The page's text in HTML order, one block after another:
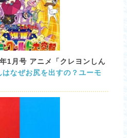
1月号 アニメ「クレヨンしん
はなぜお尻を出すの？ユーモ